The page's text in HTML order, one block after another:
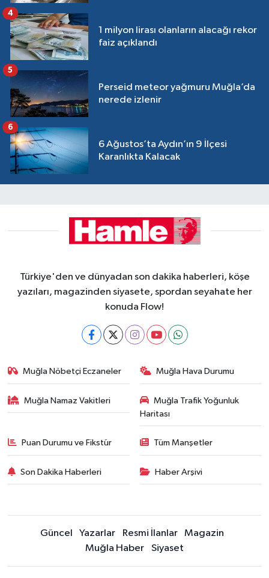
1 milyon lirası olanların alacağı rekor
faiz açıklandı
4
Perseid meteor yağmuru Muğla’da
nerede izlenir
5
6 Ağustos’ta Aydın’ın 9 İlçesi
Karanlıkta Kalacak
6
Türkiye'den ve dünyadan son dakika haberleri, köşe
yazıları, magazinden siyasete, spordan seyahate her
konuda Flow!
Muğla Nöbetçi Eczaneler Muğla Hava Durumu
Muğla Namaz Vakitleri
Muğla Trafik Yoğunluk
Haritası
Puan Durumu ve Fikstür Tüm Manşetler
Son Dakika Haberleri Haber Arşivi
Güncel Yazarlar Resmi İlanlar
Magazin
Muğla Haber
Siyaset